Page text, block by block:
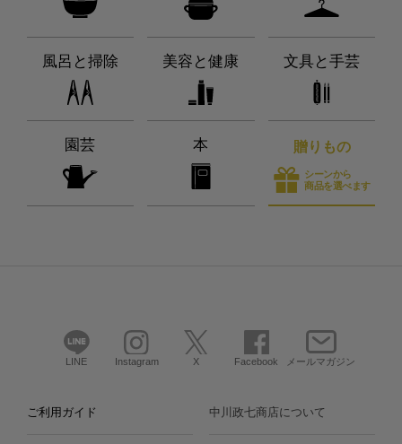
風呂と掃除 美容と健康 文具と手芸
園芸 本 贈りもの
シーンから
商品を選べます
LINE Instagram X Facebook メールマガジン
ご利用ガイド 中川政七商店について